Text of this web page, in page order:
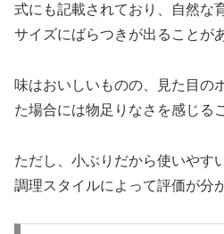
式にも記載されており、自然な
サイズにばらつきが出ることが
味はおいしいものの、見た目の
た場合には物足りなさを感じる
ただし、小ぶりだから使いやす
調理スタイルによって評価が分